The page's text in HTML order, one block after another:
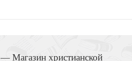
христианской